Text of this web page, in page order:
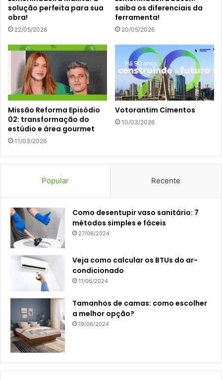
solução perfeita para sua
obra!
22/05/2026
saiba os diferenciais da
ferramenta!
20/05/2026
Missão Reforma Episódio
02: transformação do
estúdio e área gourmet
11/03/2026
Votorantim Cimentos
10/03/2026
Popular Recente
Como desentupir vaso sanitário: 7
métodos simples e fáceis
27/06/2024
Veja como calcular os BTUs do ar-
condicionado
11/06/2024
Tamanhos de camas: como escolher
a melhor opção?
19/06/2024